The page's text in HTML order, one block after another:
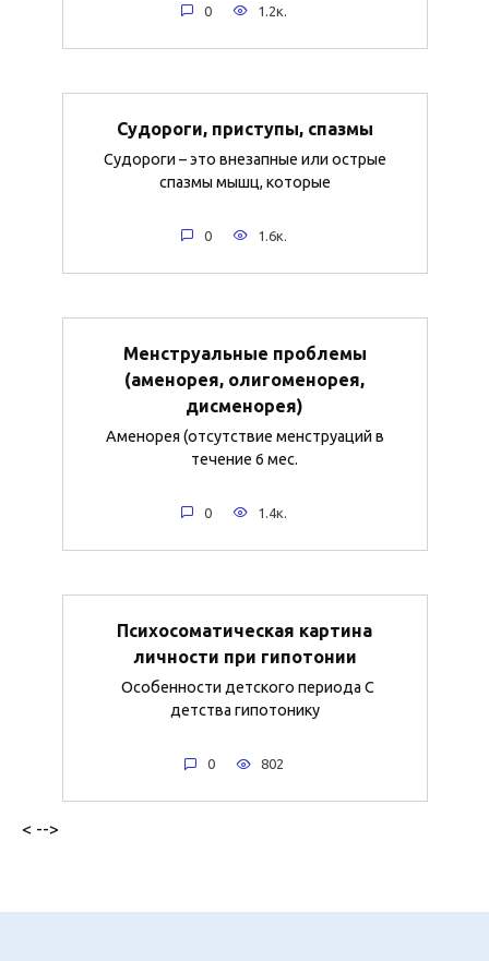
0 1.2к.
Судороги, приступы, спазмы
Судороги – это внезапные или острые
спазмы мышц, которые
0 1.6к.
Менструальные проблемы
(аменорея, олигоменорея,
дисменорея)
Аменорея (отсутствие менструаций в
течение 6 мес.
0 1.4к.
Психосоматическая картина
личности при гипотонии
Особенности детского периода С
детства гипотонику
0 802
< -->